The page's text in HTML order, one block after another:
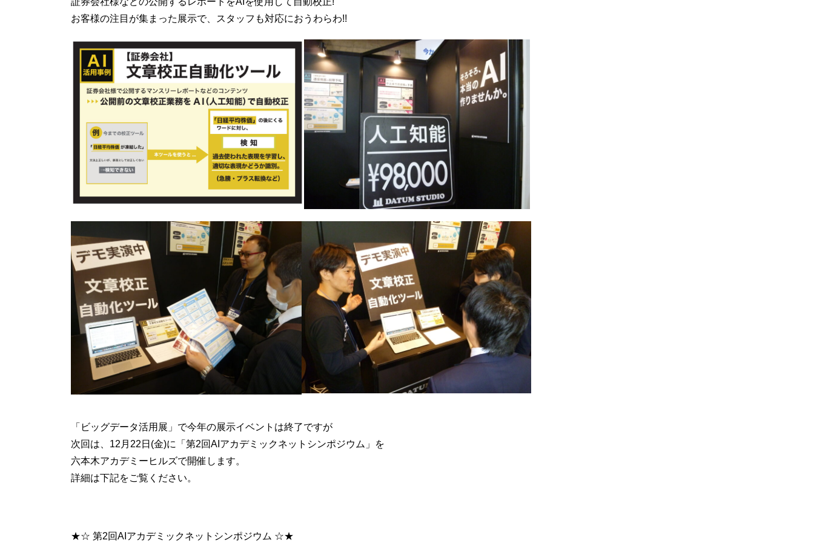
お客様の注目が集まった展示で、スタッフも対応におうわらわ!!
「ビッグデータ活用展」で今年の展示イベントは終了ですが
次回は、12月22日(金)に「第2回AIアカデミックネットシンポジウム」を
六本木アカデミーヒルズで開催します。
詳細は下記をご覧ください。
★☆ 第2回AIアカデミックネットシンポジウム ☆★